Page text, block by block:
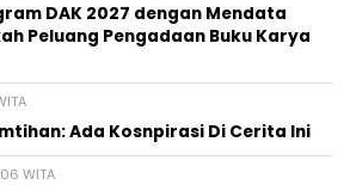
DAK 2027 dengan Mendata
Peluang Pengadaan Buku Karya
Ada Kosnpirasi Di Cerita Ini
WITA